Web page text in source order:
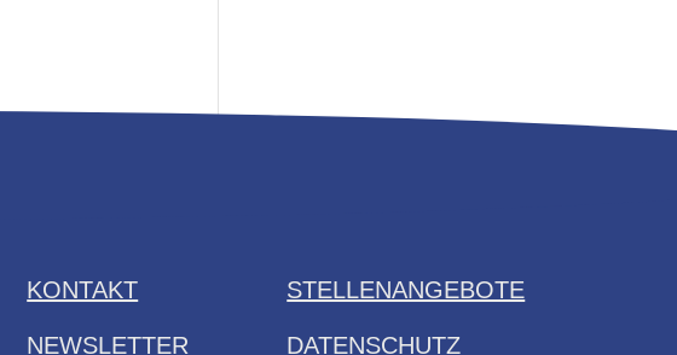
KONTAKT
NEWSLETTER
STELLENANGEBOTE
DATENSCHUTZ